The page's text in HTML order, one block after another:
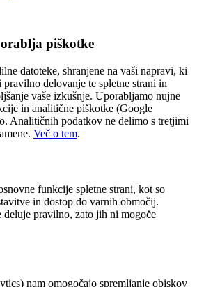
piškotke
datoteke, shranjene na vaši napravi, ki
delovanje te spletne strani in
vaše izkušnje. Uporabljamo nujne
in analitične piškotke (Google
Analitičnih podatkov ne delimo s tretjimi
Več o tem.
funkcije spletne strani, kot so
in dostop do varnih območij.
deluje pravilno, zato jih ni mogoče
nam omogočajo spremljanje obiskov